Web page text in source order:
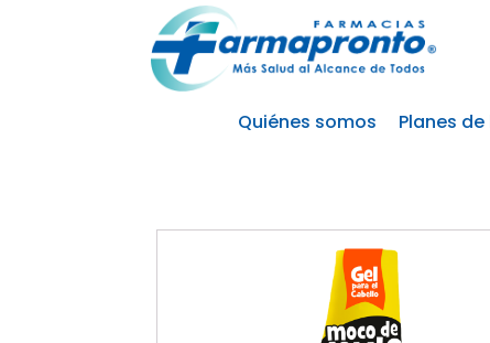
Quiénes somos Planes